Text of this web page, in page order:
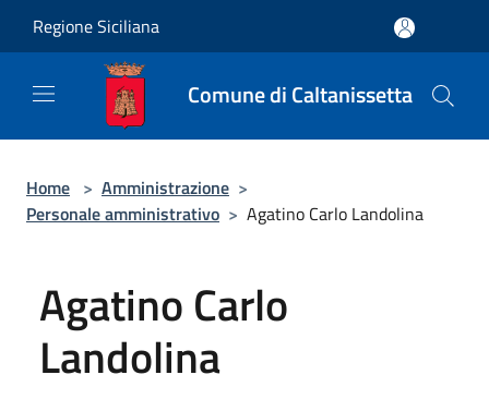
Regione Siciliana
Comune di Caltanissetta
Home > Amministrazione >
Personale amministrativo > Agatino Carlo Landolina
Agatino Carlo
Landolina